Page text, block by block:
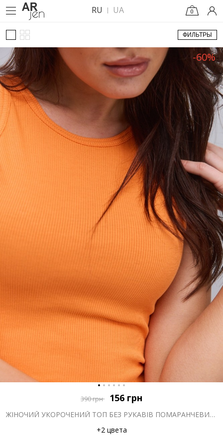
RU UA 0
ФИЛЬТРЫ
-60%
390грн 156 грн
ЖІНОЧИЙ УКОРОЧЕНИЙ ТОП БЕЗ РУКАВІВ ПОМАРАНЧЕВИЙ В РУБЧИК
+2 цвета